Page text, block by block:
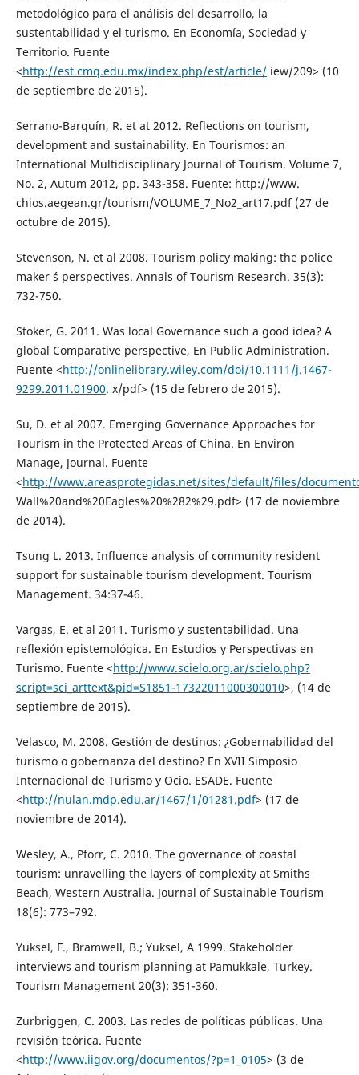
metodológico para el análisis del desarrollo, la
sustentabilidad y el turismo. En Economía, Sociedad y
Territorio. Fuente
<http://est.cmq.edu.mx/index.php/est/article/iew/209> (10
de septiembre de 2015).
Serrano-Barquín, R. et at 2012. Reflections on tourism,
development and sustainability. En Tourismos: an
International Multidisciplinary Journal of Tourism. Volume 7,
No. 2, Autum 2012, pp. 343-358. Fuente: http://www.
chios.aegean.gr/tourism/VOLUME_7_No2_art17.pdf (27 de
octubre de 2015).
Stevenson, N. et al 2008. Tourism policy making: the police
maker ´s perspectives. Annals of Tourism Research. 35(3):
732-750.
Stoker, G. 2011. Was local Governance such a good idea? A
global Comparative perspective, En Public Administration.
Fuente <http://onlinelibrary.wiley.com/doi/10.1111/j.1467-
9299.2011.01900. x/pdf> (15 de febrero de 2015).
Su, D. et al 2007. Emerging Governance Approaches for
Tourism in the Protected Areas of China. En Environ
Manage, Journal. Fuente
<http://www.areasprotegidas.net/sites/default/files/
Wall%20and%20Eagles%20%282%29.pdf> (17 de noviembre
de 2014).
Tsung L. 2013. Influence analysis of community resident
support for sustainable tourism development. Tourism
Management. 34:37-46.
Vargas, E. et al 2011. Turismo y sustentabilidad. Una
reflexión epistemológica. En Estudios y Perspectivas en
Turismo. Fuente <http://www.scielo.org.ar/scielo.php?
script=sci_arttext&pid=S1851-17322011000300010>, (14 de
septiembre de 2015).
Velasco, M. 2008. Gestión de destinos: ¿Gobernabilidad del
turismo o gobernanza del destino? En XVII Simposio
Internacional de Turismo y Ocio. ESADE. Fuente
<http://nulan.mdp.edu.ar/1467/1/01281.pdf> (17 de
noviembre de 2014).
Wesley, A., Pforr, C. 2010. The governance of coastal
tourism: unravelling the layers of complexity at Smiths
Beach, Western Australia. Journal of Sustainable Tourism
18(6): 773–792.
Yuksel, F., Bramwell, B.; Yuksel, A 1999. Stakeholder
interviews and tourism planning at Pamukkale, Turkey.
Tourism Management 20(3): 351-360.
Zurbriggen, C. 2003. Las redes de políticas públicas. Una
revisión teórica. Fuente
<http://www.iigov.org/documentos/?p=1_0105> (3 de